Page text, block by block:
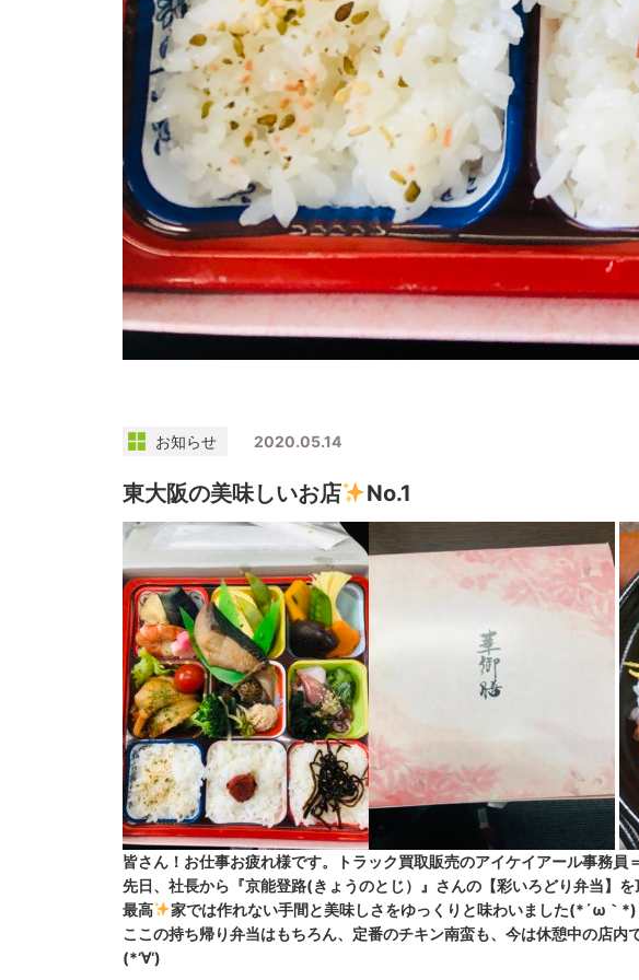
お知らせ 2020.05.14
東大阪の美味しいお店 No.1
皆さん！お仕事お疲れ様です。トラック買取販売のアイケイアール事
先日、社長から 『京能登路(きょうのとじ）』さんの【彩いろどり弁当】
最高
家では作れない手間と美味しさをゆっくりと味わいました(*´ω
ここの持ち帰り弁当はもちろん、定番のチキン南蛮も、今は休憩中の店内
(*‘∀‘)